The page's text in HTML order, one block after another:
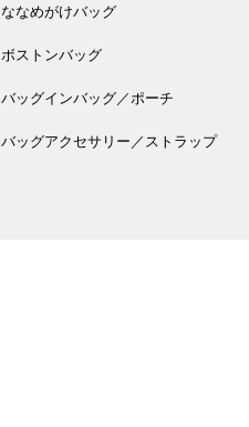
ななめがけバッグ
ボストンバッグ
バッグインバッグ／ポーチ
バッグアクセサリー／ストラップ